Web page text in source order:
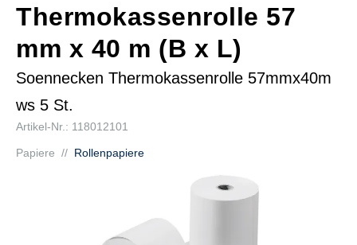
Thermokassenrolle 57
mm x 40 m (B x L)
Soennecken Thermokassenrolle 57mmx40m
ws 5 St.
Artikel-Nr.: 118012101
Papiere // Rollenpapiere